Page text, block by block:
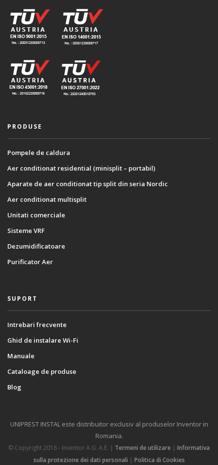
PRODUSE
Pompele de caldura
Aer conditionat residential (minisplit – portabil)
Aparate de aer conditionat tip split din seria Nordic
Aer conditionat multisplit
Unitati comerciale
Sisteme VRF
Dezumidificatoare
Purificator Aer
SUPORT
Intrebari frecvente
Ghid de instalare Wi-Fi
Manuale
Cataloage de produse
Blog
UNIPREST INSTAL este distribuitor exclusiv al produselor Inventor in
Romania.
© Copyright 2016 - Inventor A.G. Α.Ε. | Termeni de utilizare | Informativa
sulla protezione dei dati personali | Politica di Cookies